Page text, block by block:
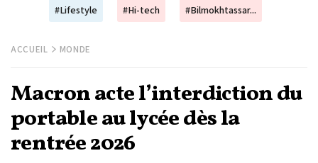
#Lifestyle #Hi-tech #Bilmokhtassar...
ACCUEIL MONDE
Macron acte l’interdiction du
portable au lycée dès la
rentrée 2026